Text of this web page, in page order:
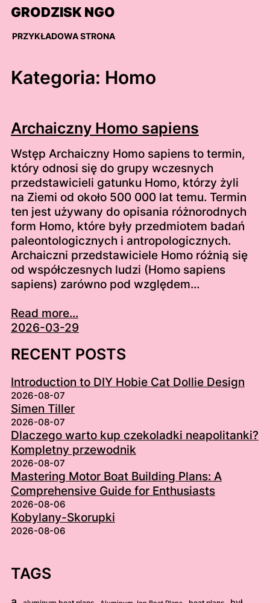
Skip
content
GRODZISK NGO
PRZYKŁADOWA STRONA
Kategoria: Homo
Archaiczny Homo sapiens
Wstęp Archaiczny Homo sapiens to termin,
który odnosi się do grupy wczesnych
przedstawicieli gatunku Homo, którzy żyli
na Ziemi od około 500 000 lat temu. Termin
ten jest używany do opisania różnorodnych
form Homo, które były przedmiotem badań
paleontologicznych i antropologicznych.
Archaiczni przedstawiciele Homo różnią się
od współczesnych ludzi (Homo sapiens
sapiens) zarówno pod względem…
Read more...
2026-03-29
RECENT POSTS
Introduction to DIY Hobie Cat Dollie Design
2026-08-07
Simen Tiller
2026-08-07
Dlaczego warto kup czekoladki neapolitanki?
Kompletny przewodnik
2026-08-07
Mastering Motor Boat Building Plans: A
Comprehensive Guide for Enthusiasts
2026-08-06
Kobylany-Skorupki
2026-08-06
TAGS